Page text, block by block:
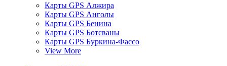
Карты GPS Алжира
Карты GPS Анголы
Карты GPS Бенина
Карты GPS Ботсваны
Карты GPS Буркина-Фассо
View More